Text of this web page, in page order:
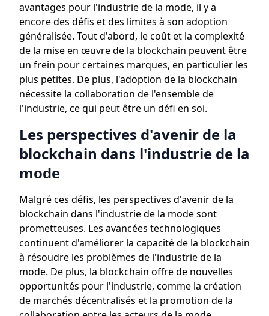
avantages pour l'industrie de la mode, il y a
encore des défis et des limites à son adoption
généralisée. Tout d'abord, le coût et la complexité
de la mise en œuvre de la blockchain peuvent être
un frein pour certaines marques, en particulier les
plus petites. De plus, l'adoption de la blockchain
nécessite la collaboration de l'ensemble de
l'industrie, ce qui peut être un défi en soi.
Les perspectives d'avenir de la
blockchain dans l'industrie de la
mode
Malgré ces défis, les perspectives d'avenir de la
blockchain dans l'industrie de la mode sont
prometteuses. Les avancées technologiques
continuent d'améliorer la capacité de la blockchain
à résoudre les problèmes de l'industrie de la
mode. De plus, la blockchain offre de nouvelles
opportunités pour l'industrie, comme la création
de marchés décentralisés et la promotion de la